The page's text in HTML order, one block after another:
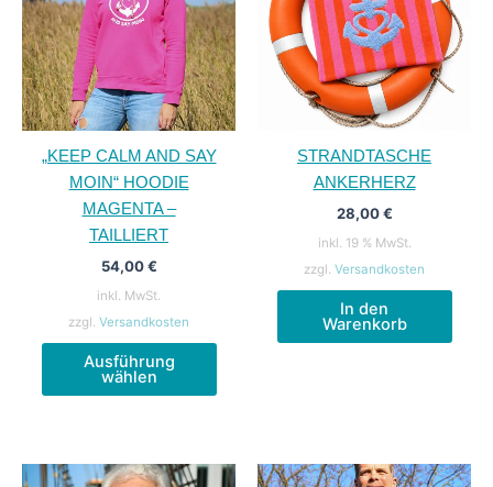
„KEEP CALM AND SAY
MOIN“ HOODIE
MAGENTA –
TAILLIERT
54,00€
inkl. MwSt.
zzgl. Versandkosten
Ausführung
wählen
Dieses
weist
auf.
STRANDTASCHE
ANKERHERZ
28,00€
inkl. 19 % MwSt.
zzgl. Versandkosten
In den
Warenkorb